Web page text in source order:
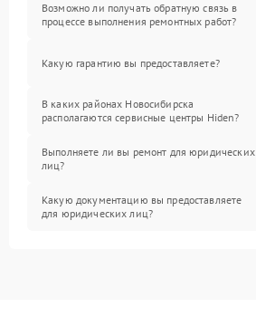
Возможно ли получать обратную связь в
процессе выполнения ремонтных работ?
Какую гарантию вы предоставляете?
В каких районах Новосибирска
располагаются сервисные центры Hiden?
Выполняете ли вы ремонт для юридических
лиц?
Какую документацию вы предоставляете
для юридических лиц?